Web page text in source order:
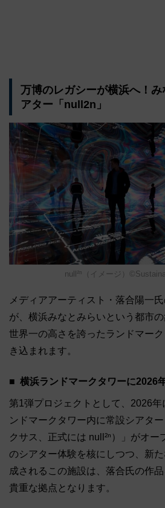
万博のレガシーが横浜へ！
アター「null2n」
null²ⁿ（イメージ）
メディアアーティスト・落合陽一
が、横浜みなとみらいという都市
世界一の高さを誇ったランドマー
き込まれます。
横浜ランドマークタワーに2026
第1弾プロジェクトとして、2026年
ンドマークタワー内に常設シアタ
クサス、正式には null²ⁿ）」がオ
のシアター体験を核にしつつ、新
成されるこの施設は、落合氏の作
貴重な拠点となります。